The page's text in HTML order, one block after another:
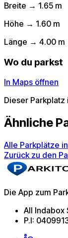
Breite → 1.65 m
Höhe → 1.60 m
Länge → 4.00 m
Wo du parkst
In Maps öffnen
Dieser
Ähnliche
Alle Parkplätze
Zurück zu den
Die App zum
All Indabox
P.I: